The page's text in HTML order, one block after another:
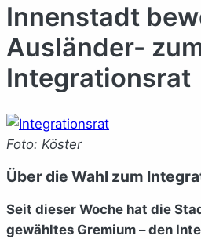
Innenstadt
Ausländer-
Integrationsrat
Foto: Köster
Über die Wahl zum
Seit dieser Woche hat die
gewähltes Gremium –den